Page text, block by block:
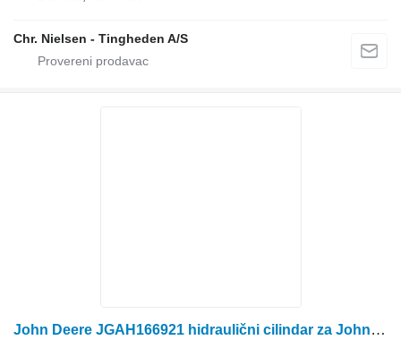
Chr. Nielsen - Tingheden A/S
John Deere JGAH166921 hidraulični cilindar za John Deere kombajna za žito